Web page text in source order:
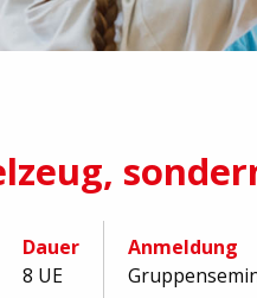
Dauer
8 UE
Anmeldung